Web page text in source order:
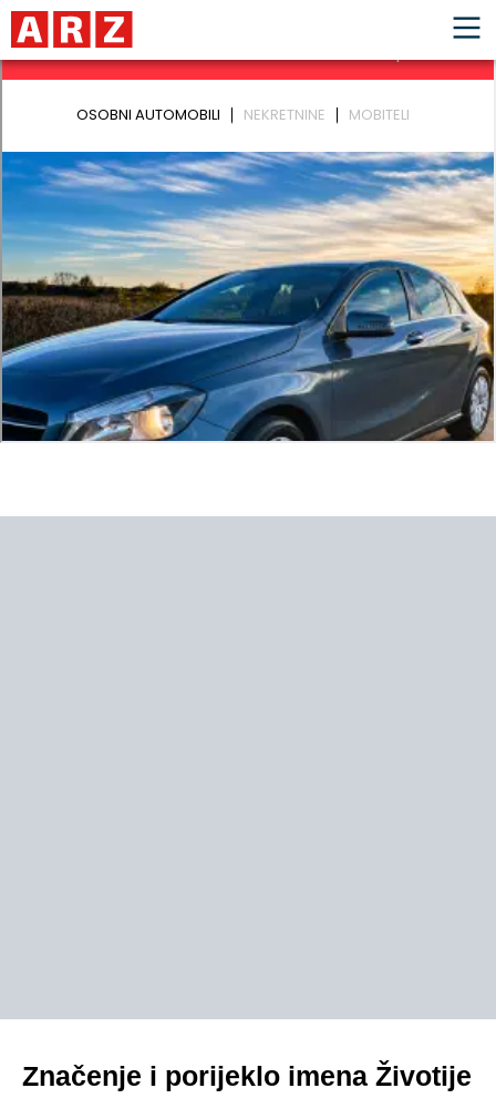
Značenje i porijeklo imena Životije